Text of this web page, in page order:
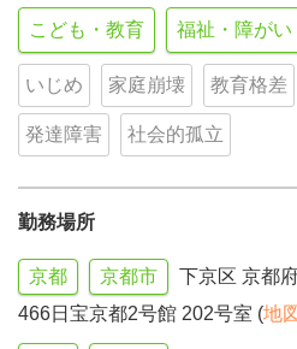
こども・教育 福祉・障がい
いじめ 家庭崩壊 教育格差
発達障害 社会的孤立
勤務場所
京都 京都市
下京区 京都
466日宝京都2号館 202号室 (地図